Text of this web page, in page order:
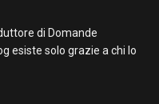
di Domande
esiste solo grazie a chi lo